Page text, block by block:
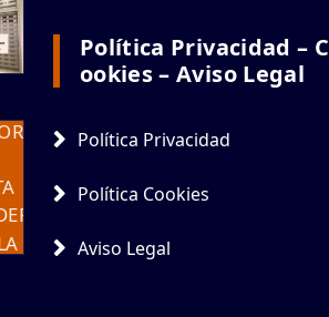
Política Privacidad – C
Ookies – Aviso Legal
Política Privacidad
Política Cookies
Aviso Legal